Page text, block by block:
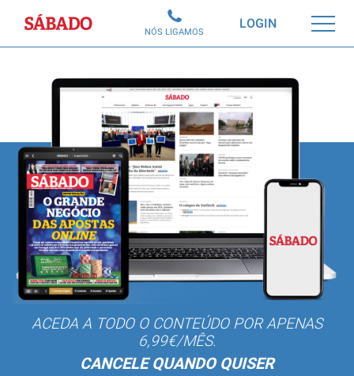
Sábado LOGIN
NÓS LIGAMOS
ACEDA A TODO O CONTEÚDO POR APENAS
6,99€/MÊS.
CANCELE QUANDO QUISER